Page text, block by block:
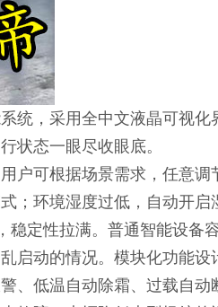
统，采用全中文液晶可视
状态一眼尽收眼底。
户可根据场景需求，任意
环境湿度过低，自动开启
稳定性拉满。普通智能设
启动的情况。模块化功能
、低温自动除霜、过载自